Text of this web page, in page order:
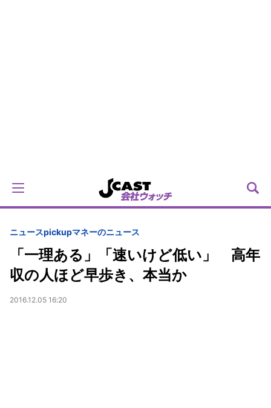
ニュースpickupマネーのニュース
「一理ある」「速いけど低い」 高年
収の人ほど早歩き、本当か
2016.12.05 16:20